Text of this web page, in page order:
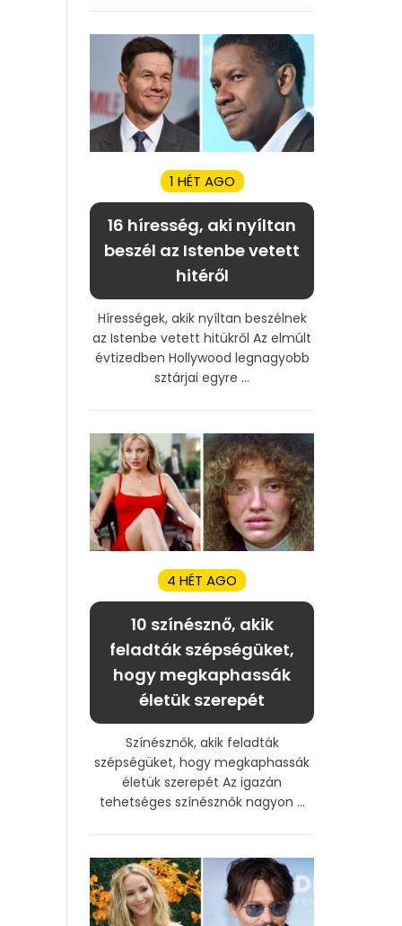
1 HÉT AGO
16 híresség, aki nyíltan
beszél az Istenbe vetett
hitéről
Hírességek, akik nyíltan beszélnek
az Istenbe vetett hitükről Az elmúlt
évtizedben Hollywood legnagyobb
sztárjai egyre ...
4 HÉT AGO
10 színésznő, akik
feladták szépségüket,
hogy megkaphassák
életük szerepét
Színésznők, akik feladták
szépségüket, hogy megkaphassák
életük szerepét Az igazán
tehetséges színésznők nagyon ...